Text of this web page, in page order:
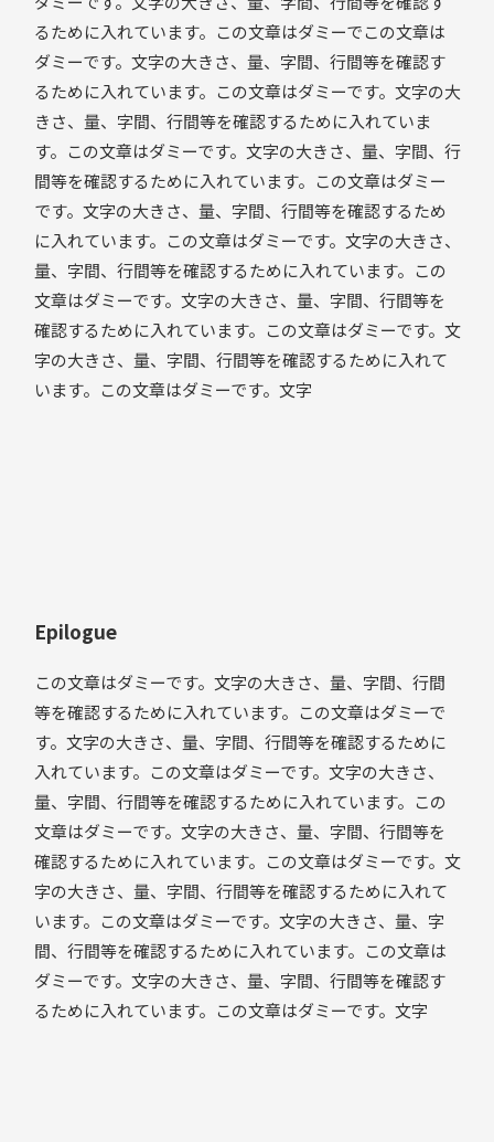
るために入れています。この文章はダミーでこの文章は
ダミーです。文字の大きさ、量、字間、行間等を確認す
るために入れています。この文章はダミーです。文字の大
きさ、量、字間、行間等を確認するために入れていま
す。この文章はダミーです。文字の大きさ、量、字間、行
間等を確認するために入れています。この文章はダミー
です。文字の大きさ、量、字間、行間等を確認するため
に入れています。この文章はダミーです。文字の大きさ、
量、字間、行間等を確認するために入れています。この
文章はダミーです。文字の大きさ、量、字間、行間等を
確認するために入れています。この文章はダミーです。文
字の大きさ、量、字間、行間等を確認するために入れて
います。この文章はダミーです。文字
Epilogue
この文章はダミーです。文字の大きさ、量、字間、行間
等を確認するために入れています。この文章はダミーで
す。文字の大きさ、量、字間、行間等を確認するために
入れています。この文章はダミーです。文字の大きさ、
量、字間、行間等を確認するために入れています。この
文章はダミーです。文字の大きさ、量、字間、行間等を
確認するために入れています。この文章はダミーです。文
字の大きさ、量、字間、行間等を確認するために入れて
います。この文章はダミーです。文字の大きさ、量、字
間、行間等を確認するために入れています。この文章は
ダミーです。文字の大きさ、量、字間、行間等を確認す
るために入れています。この文章はダミーです。文字